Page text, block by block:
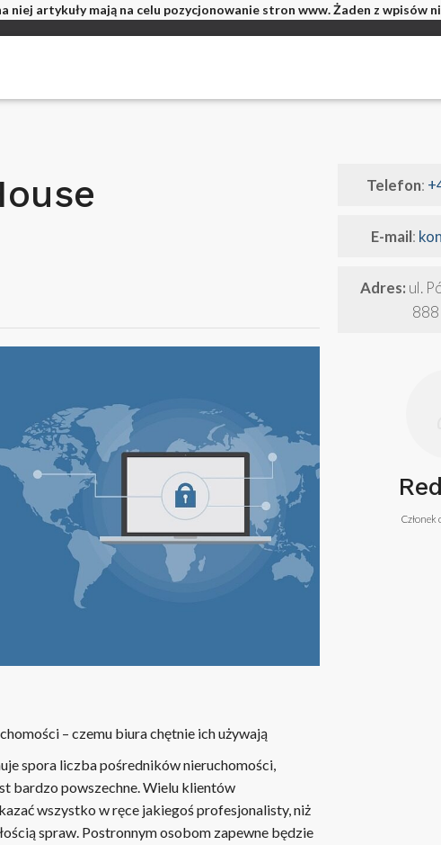
niej artykuły mają na celu pozycjonowanie stron www. Żaden z wpisów
– czemu biura chętnie ich używają
spora liczba pośredników nieruchomości,
bardzo powszechne. Wielu klientów
wszystko w ręce jakiegoś profesjonalisty, niż
spraw. Postronnym osobom zapewne będzie
Telefon:
E-mail:
Adres: ul.
888
Członek